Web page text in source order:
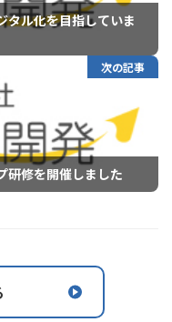
タル化を目指していま
次の記事
修を開催しました